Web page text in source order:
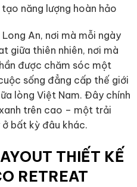
năng lượng hoàn hảo
An, nơi mà mỗi ngày
giữa thiên nhiên, nơi mà
được chăm sóc một
sống đẳng cấp thế giới
lòng Việt Nam. Đây chính
trên cao – một trải
bất kỳ đâu khác.
THIẾT KẾ
RETREAT